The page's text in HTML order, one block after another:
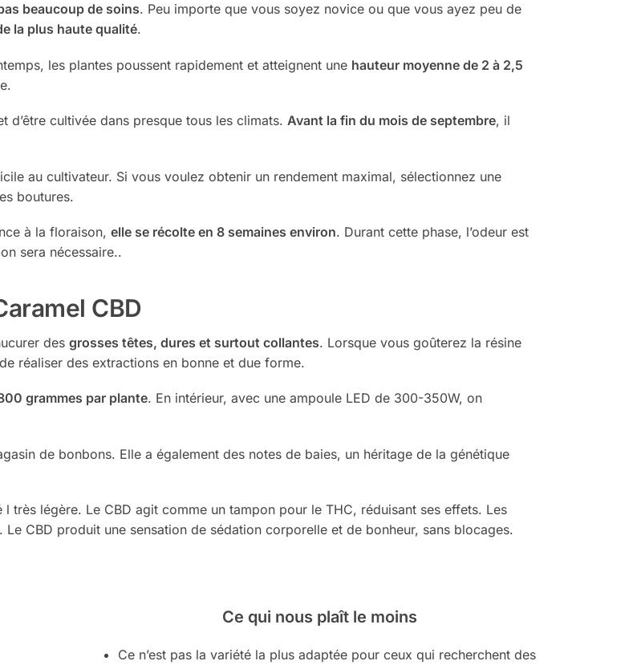
beaucoup de soins. Peu importe que vous soyez novice ou que vous ayez peu de
la plus haute qualité.
les plantes poussent rapidement et atteignent une hauteur moyenne de 2 à 2,5
cultivée dans presque tous les climats. Avant la fin du mois de septembre, il
au cultivateur. Si vous voulez obtenir un rendement maximal, sélectionnez une
boutures.
à la floraison, elle se récolte en 8 semaines environ. Durant cette phase, l’odeur est
sera nécessaire..
CBD
des grosses têtes, dures et surtout collantes. Lorsque vous goûterez la résine
réaliser des extractions en bonne et due forme.
grammes par plante. En intérieur, avec une ampoule LED de 300-350W, on
de bonbons. Elle a également des notes de baies, un héritage de la génétique
très légère. Le CBD agit comme un tampon pour le THC, réduisant ses effets. Les
Le CBD produit une sensation de sédation corporelle et de bonheur, sans blocages.
Ce qui nous plaît le moins
Ce n’est pas la variété la plus adaptée pour ceux qui recherchent des